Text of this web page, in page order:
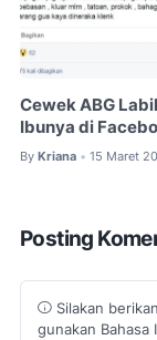
Cewek ABG
Ibunya di
By Kriana • 15 Maret
Posting
Silakan
gunakan Bahasa